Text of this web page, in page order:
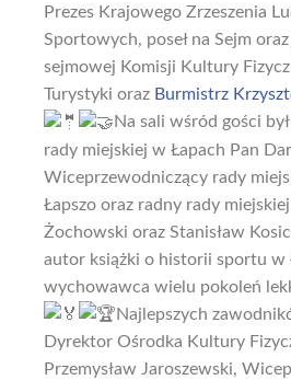
Prezes Krajowego Zrzeszenia
Sportowych, poseł na Sejm
sejmowej Komisji Kultury
Turystyki oraz Burmistrz
Na sali wśród gości
rady miejskiej w Łapach Pan
Wiceprzewodniczący rady
Łapszo oraz radny rady
Żochowski oraz Stanisław
autor książki o historii sportu w
wychowawca wielu pokoleń
Najlepszych
Dyrektor Ośrodka Kultury
Przemysław Jaroszewski,